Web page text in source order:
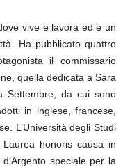
vive e lavora ed è un
Ha pubblicato quattro
il commissario
quella dedicata a Sara
Settembre, da cui sono
in inglese, francese,
L’Università degli Studi
honoris causa in
speciale per la